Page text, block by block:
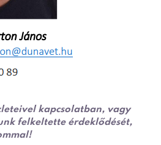
kapcsolatban, vagy
felkeltette érdeklődését,